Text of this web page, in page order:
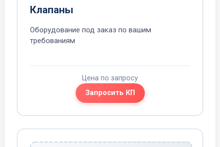
Клапаны
Оборудование под заказ по вашим
требованиям
Цена по запросу
Запросить КП